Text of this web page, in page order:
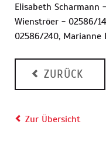
Elisabeth Scharmann
Wienströer - 02586/
02586/240, Marianne
ZURÜCK
Zur Übersicht